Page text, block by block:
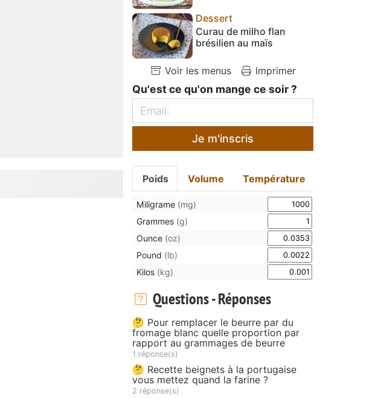
Dessert
Curau de milho flan
brésilien au maïs
Voir les menus Imprimer
Qu'est ce qu'on mange ce soir ?
Je m'inscris
Poids Volume Température
Miligrame (mg)
Grammes (g)
Ounce (oz)
Pound (lb)
Kilos (kg)
Questions - Réponses
🤔 Pour remplacer le beurre par du
fromage blanc quelle proportion par
rapport au grammages de beurre
1 réponse(s)
🤔 Recette beignets à la portugaise
vous mettez quand la farine ?
2 réponse(s)